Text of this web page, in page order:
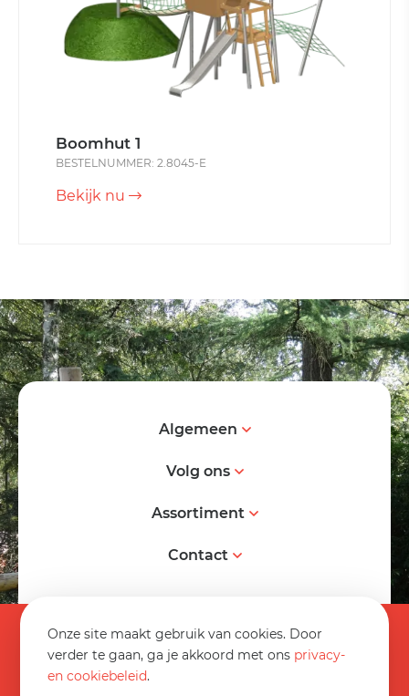
Onze site maakt gebruik van cookies. Door
verder te gaan, ga je akkoord met ons privacy-
en cookiebeleid.
Boomhut 1
BESTELNUMMER: 2.8045-E
Bekijk nu
Algemeen
Volg ons
Assortiment
Contact
Algemene voorwaarden